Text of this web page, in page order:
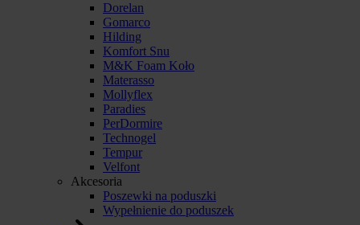
Dorelan
Gomarco
Hilding
Komfort Snu
M&K Foam Koło
Materasso
Mollyflex
Paradies
PerDormire
Technogel
Tempur
Velfont
Akcesoria
Poszewki na poduszki
Wypełnienie do poduszek